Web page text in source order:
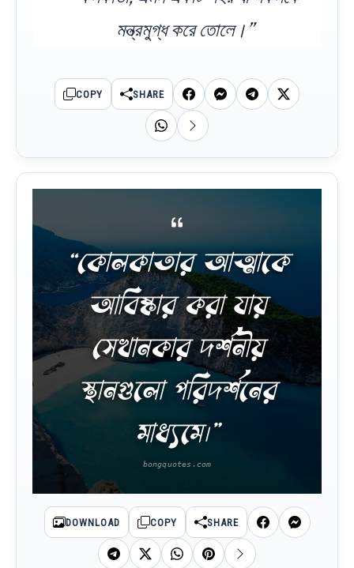
মন্ত্রমুগ্ধ করে তোলে।”
COPY SHARE
“কোলকাতার আত্মাকে
আবিষ্কার করা যায়
সেখানকার দর্শনীয়
স্থানগুলো পরিদর্শনের
মাধ্যমে।”
DOWNLOAD COPY SHARE